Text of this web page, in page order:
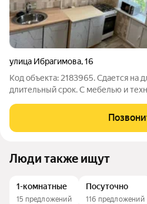
улица Ибрагимова,16
Код объекта: 2183965. Сдается на
длительный срок. С мебелью и
Люди также ищут
1-комнатные
15 предложений
Посуточно
116 предложений